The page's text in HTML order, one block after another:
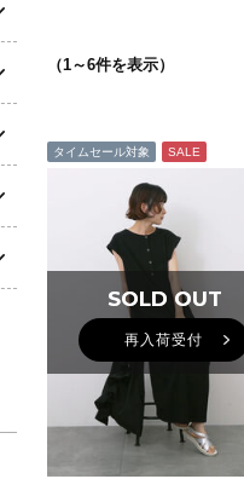
（1～6件を表示）
タイムセール対象 SALE
SOLD OUT
SOLD OUT
再入荷受付